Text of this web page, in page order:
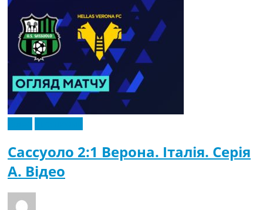
Сассуоло 2:1 Верона. Італія. Серія
A. Відео